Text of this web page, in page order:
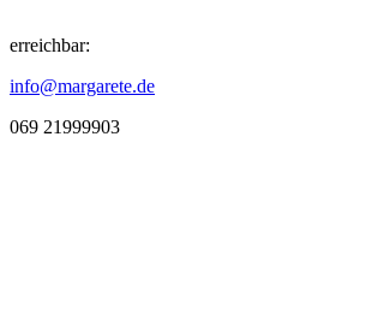
erreichbar:
info@margarete.de
069 21999903